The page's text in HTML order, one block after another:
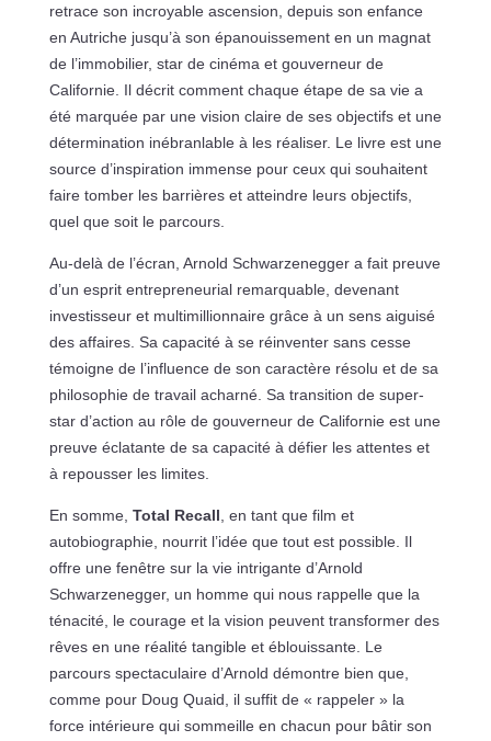
retrace son incroyable ascension, depuis son enfance
en Autriche jusqu’à son épanouissement en un magnat
de l’immobilier, star de cinéma et gouverneur de
Californie. Il décrit comment chaque étape de sa vie a
été marquée par une vision claire de ses objectifs et une
détermination inébranlable à les réaliser. Le livre est une
source d’inspiration immense pour ceux qui souhaitent
faire tomber les barrières et atteindre leurs objectifs,
quel que soit le parcours.
Au-delà de l’écran, Arnold Schwarzenegger a fait preuve
d’un esprit entrepreneurial remarquable, devenant
investisseur et multimillionnaire grâce à un sens aiguisé
des affaires. Sa capacité à se réinventer sans cesse
témoigne de l’influence de son caractère résolu et de sa
philosophie de travail acharné. Sa transition de super-
star d’action au rôle de gouverneur de Californie est une
preuve éclatante de sa capacité à défier les attentes et
à repousser les limites.
En somme, Total Recall , en tant que film et
autobiographie, nourrit l’idée que tout est possible. Il
offre une fenêtre sur la vie intrigante d’Arnold
Schwarzenegger, un homme qui nous rappelle que la
ténacité, le courage et la vision peuvent transformer des
rêves en une réalité tangible et éblouissante. Le
parcours spectaculaire d’Arnold démontre bien que,
comme pour Doug Quaid, il suffit de « rappeler » la
force intérieure qui sommeille en chacun pour bâtir son